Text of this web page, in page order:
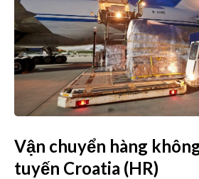
Vận chuyển hàng
tuyến Croatia (HR)